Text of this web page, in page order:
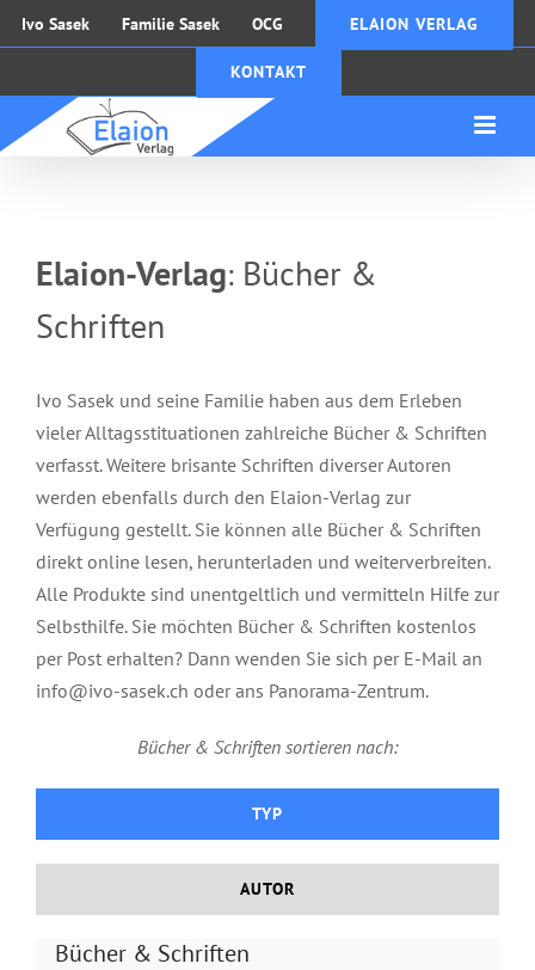
Zum
Inhalt
Ivo Sasek Familie Sasek OCG ELAION VERLAG
KONTAKT
Elaion-Verlag: Bücher &
Schriften
Ivo Sasek und seine Familie haben aus dem Erleben
vieler Alltagsstituationen zahlreiche Bücher & Schriften
verfasst. Weitere brisante Schriften diverser Autoren
werden ebenfalls durch den Elaion-Verlag zur
Verfügung gestellt. Sie können alle Bücher & Schriften
direkt online lesen, herunterladen und weiterverbreiten.
Alle Produkte sind unentgeltlich und vermitteln Hilfe zur
Selbsthilfe. Sie möchten Bücher & Schriften kostenlos
per Post erhalten? Dann wenden Sie sich per E-Mail an
info@ivo-sasek.ch oder ans Panorama-Zentrum.
Bücher & Schriften sortieren nach:
TYP
AUTOR
Bücher & Schriften
(Autobiographie von Ivo Sasek)